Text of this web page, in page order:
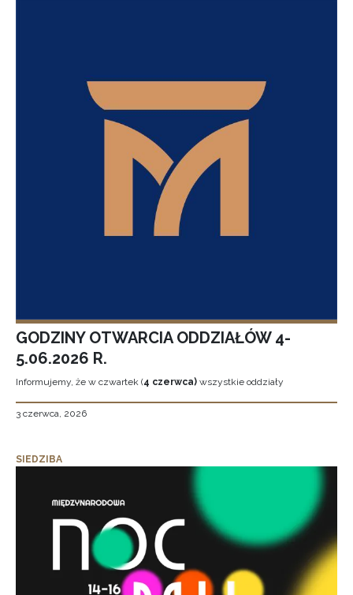
GODZINY OTWARCIA ODDZIAŁÓW 4-
5.06.2026 R.
Informujemy, że w czwartek (4 czerwca) wszystkie oddziały
3 czerwca, 2026
SIEDZIBA